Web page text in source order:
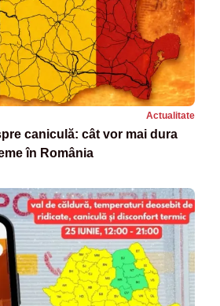
Actualitate
caniculă: cât vor mai dura
în România